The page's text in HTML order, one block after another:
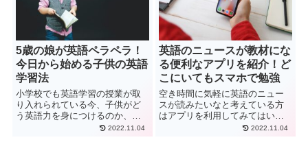
5歳の娘が英語ペラペラ！
今日から始める子供の英語
学習法
小学校でも英語学習の授業が取
り入れられている今、子供がど
う英語力を身につけるのか、親
として出来ることはないか？と
2022.11.04
英語のニュースが教材にな
る便利なアプリを紹介！ど
こにいてもスマホで勉強
空き時間に気軽に英語のニュー
スが読みたいなと考えている方
はアプリを利用してみてはいか
がでしょうか？ 英語のリーディ
2022.11.04